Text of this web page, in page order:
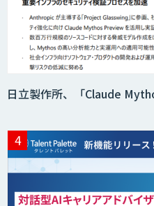
日立製作所、「Claude